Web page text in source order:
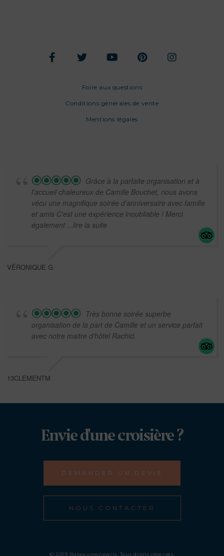
Foire aux questions
Conditions générales de vente
Mentions légales
Grâce à la parfaite organisation et à
l'accueil chaleureux de Camille Bouchet, nous avons
vécu une magnifique soirée d'anniversaire avec famille
et amis C'est une expérience inoubliable ! Merci
également ...lire la suite
VÉRONIQUE G
Très bonne soirée superbe
organisation de la part de Camille et un service parfait
avec notre maitre d'hôtel Rachid.
13CLEMENTM
Envie d'une croisière ?
DEMANDER UN DEVIS
NOUS CONTACTER
© 2019 Bateaumonparis. Tous droits réservés.